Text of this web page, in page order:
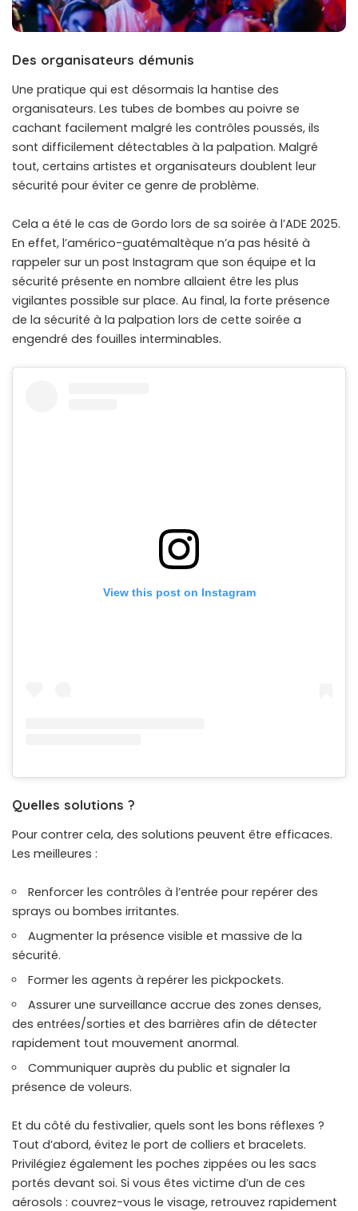
Des organisateurs démunis
Une pratique qui est désormais la hantise des
organisateurs. Les tubes de bombes au poivre se
cachant facilement malgré les contrôles poussés, ils
sont difficilement détectables à la palpation. Malgré
tout, certains artistes et organisateurs doublent leur
sécurité pour éviter ce genre de problème.
Cela a été le cas de Gordo lors de sa soirée à l’ADE 2025.
En effet, l’américo-guatémaltèque n’a pas hésité à
rappeler sur un post Instagram que son équipe et la
sécurité présente en nombre allaient être les plus
vigilantes possible sur place. Au final, la forte présence
de la sécurité à la palpation lors de cette soirée a
engendré des fouilles interminables.
View this post on Instagram
Quelles solutions ?
Pour contrer cela, des solutions peuvent être efficaces.
Les meilleures :
Renforcer les contrôles à l’entrée pour repérer des
sprays ou bombes irritantes.
Augmenter la présence visible et massive de la
sécurité.
Former les agents à repérer les pickpockets.
Assurer une surveillance accrue des zones denses,
des entrées/sorties et des barrières afin de détecter
rapidement tout mouvement anormal.
Communiquer auprès du public et signaler la
présence de voleurs.
Et du côté du festivalier, quels sont les bons réflexes ?
Tout d’abord, évitez le port de colliers et bracelets.
Privilégiez également les poches zippées ou les sacs
portés devant soi. Si vous êtes victime d’un de ces
aérosols : couvrez-vous le visage, retrouvez rapidement